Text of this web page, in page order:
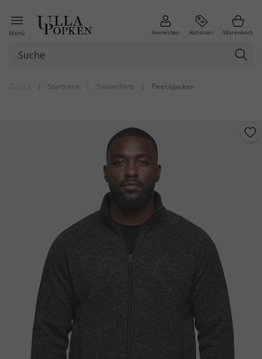
Menü Anmelden Aktionen Warenkorb
| Startseite | Sweatshirts | Fleecejacken